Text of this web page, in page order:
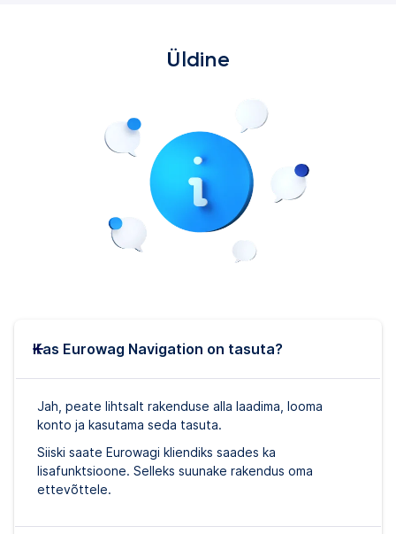
Üldine
Kas Eurowag Navigation on tasuta?
Jah, peate lihtsalt rakenduse alla laadima, looma
konto ja kasutama seda tasuta.
Siiski saate Eurowagi kliendiks saades ka
lisafunktsioone. Selleks suunake rakendus oma
ettevõttele.